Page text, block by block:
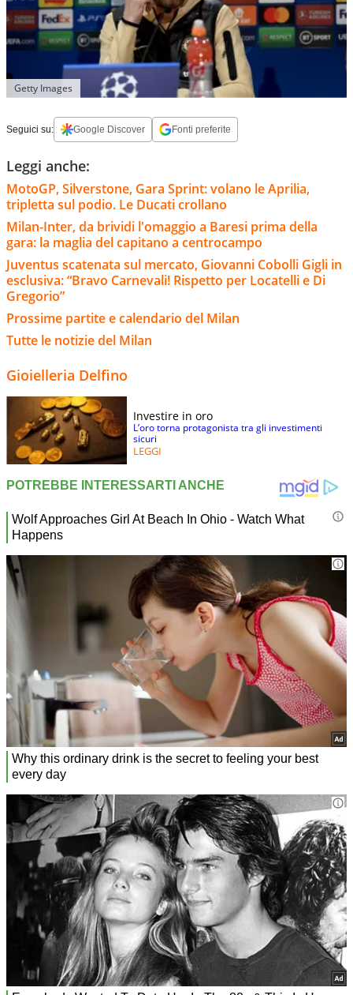
Getty Images
Seguici su: Google Discover Fonti preferite
Leggi anche:
MotoGP, Silverstone, Gara Sprint: volano le Aprilia,
tripletta sul podio. Le Ducati crollano
Milan-Inter, da brividi l'omaggio a Baresi prima della
gara: la maglia del capitano a centrocampo
Juventus scatenata sul mercato, Giovanni Cobolli Gigli in
esclusiva: “Bravo Carnevali! Rispetto per Locatelli e Di
Gregorio”
Prossime partite e calendario del Milan
Tutte le notizie del Milan
Gioielleria Delfino
Investire in oro
L’oro torna protagonista tra gli investimenti
sicuri
LEGGI